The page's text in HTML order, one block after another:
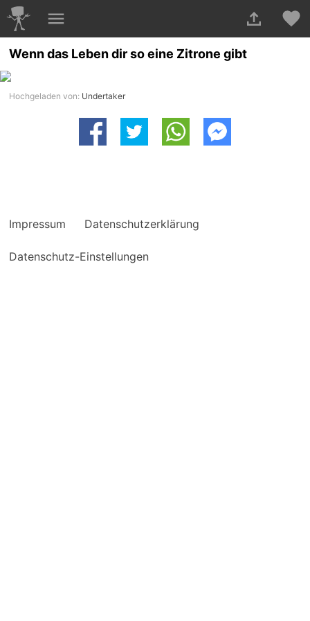
Wenn das Leben dir so eine Zitrone gibt
Hochgeladen von: Undertaker
Impressum Datenschutzerklärung
Datenschutz-Einstellungen